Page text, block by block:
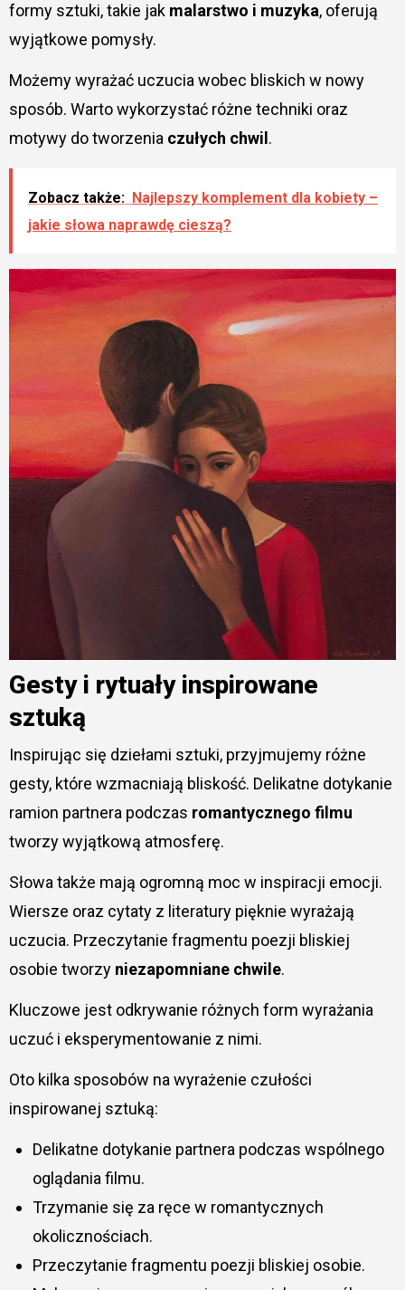
formy sztuki, takie jak malarstwo i muzyka, oferują
wyjątkowe pomysły.
Możemy wyrażać uczucia wobec bliskich w nowy
sposób. Warto wykorzystać różne techniki oraz
motywy do tworzenia czułych chwil .
Zobacz także: Najlepszy komplement dla kobiety –
jakie słowa naprawdę cieszą?
Gesty i rytuały inspirowane
sztuką
Inspirując się dziełami sztuki, przyjmujemy różne
gesty, które wzmacniają bliskość. Delikatne dotykanie
ramion partnera podczas romantycznego filmu
tworzy wyjątkową atmosferę.
Słowa także mają ogromną moc w inspiracji emocji.
Wiersze oraz cytaty z literatury pięknie wyrażają
uczucia. Przeczytanie fragmentu poezji bliskiej
osobie tworzy niezapomniane chwile.
Kluczowe jest odkrywanie różnych form wyrażania
uczuć i eksperymentowanie z nimi.
Oto kilka sposobów na wyrażenie czułości
inspirowanej sztuką:
Delikatne dotykanie partnera podczas wspólnego
oglądania filmu.
Trzymanie się za ręce w romantycznych
okolicznościach.
Przeczytanie fragmentu poezji bliskiej osobie.